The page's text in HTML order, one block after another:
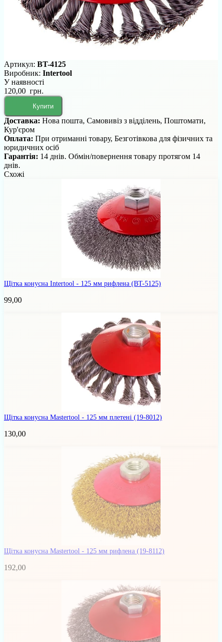
Артикул: BT-4125
Виробник: Intertool
У наявності
120,00 грн.
Купити
Доставка: Нова пошта, Самовивіз з відділень, Поштомати,
Кур'єром
Оплата: При отриманні товару, Безготівкова для фізичних та
юридичних осіб
Гарантія: 14 днів. Обмін/повернення товару протягом 14
днів.
Схожі
Щітка конусна Intertool - 125 мм рифлена (BT-5125)
99,00
Щітка конусна Mastertool - 125 мм плетені (19-8012)
130,00
Щітка конусна Mastertool - 125 мм рифлена (19-8112)
192,00